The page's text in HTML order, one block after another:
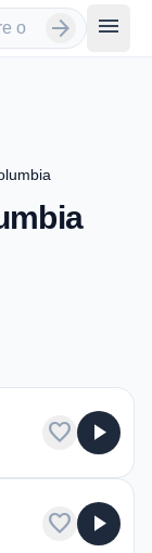
arrow_forward menu
favorite play_arrow
favorite play_arrow